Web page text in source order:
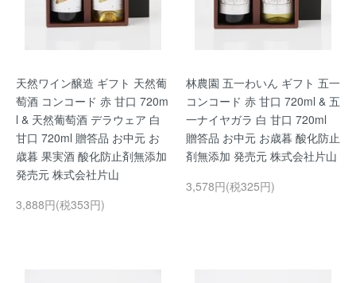
天然ワイン醸造 ギフト 天然葡
萄酒 コンコード 赤 甘口 720m
l & 天然葡萄酒 デラウェア 白
甘口 720ml 贈答品 お中元 お
歳暮 果実酒 酸化防止剤無添加
発売元 株式会社片山
3,888円(税353円)
林農園 五一わいん ギフト 五一
コンコード 赤 甘口 720ml & 五
一ナイヤガラ 白 甘口 720ml
贈答品 お中元 お歳暮 酸化防止
剤無添加 発売元 株式会社片山
3,578円(税325円)